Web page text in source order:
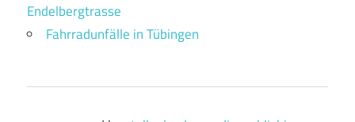
Endelbergtrasse
Fahrradunfälle in Tübingen